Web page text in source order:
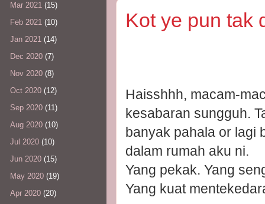
Kot ye pun tak
Haisshhh, macam-
kesabaran sungguh.
banyak pahala or lagi
dalam rumah aku ni.
Yang pekak. Yang
Yang kuat
Mar 2021 (15)
Feb 2021 (10)
Jan 2021 (14)
Dec 2020 (7)
Nov 2020 (8)
Oct 2020 (12)
Sep 2020 (11)
Aug 2020 (10)
Jul 2020 (10)
Jun 2020 (15)
May 2020 (19)
Apr 2020 (20)